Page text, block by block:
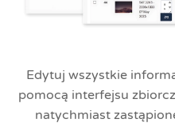
Edytuj wszystkie
pomocą interfejsu
natychmiast